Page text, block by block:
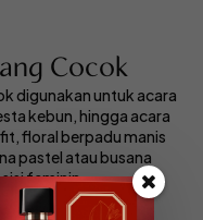
Cocok
digunakan untuk acara
kebun, hingga acara
floral berpadu manis
pastel atau busana
feminin.